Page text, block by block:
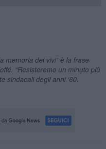
memoria dei vivi” è la frase
é. “Resisteremo un minuto più
sindacali degli anni ‘60.